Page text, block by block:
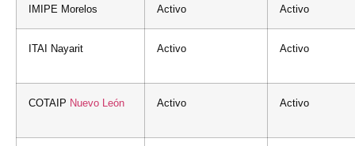
IMIPE Morelos Activo Activo
ITAI Nayarit Activo Activo
COTAIP Nuevo León Activo Activo